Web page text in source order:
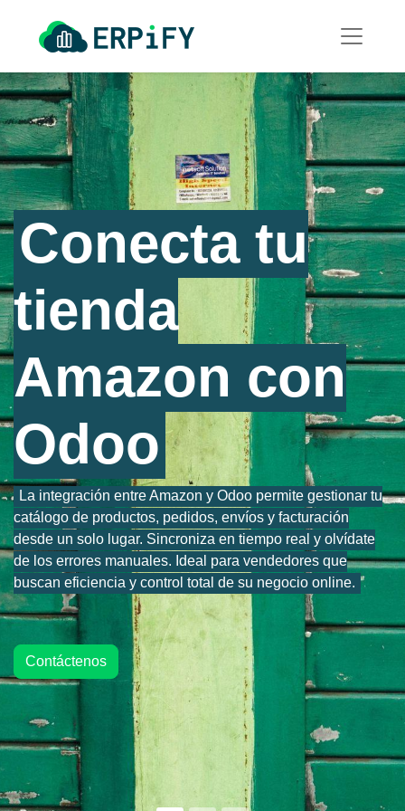
Conecta tu
tienda
Amazon con
Odoo
La integración entre Amazon y Odoo permite gestionar tu
catálogo de productos, pedidos, envíos y facturación
desde un solo lugar. Sincroniza en tiempo real y olvídate
de los errores manuales. Ideal para vendedores que
buscan eficiencia y control total de su negocio online.
Contáctenos